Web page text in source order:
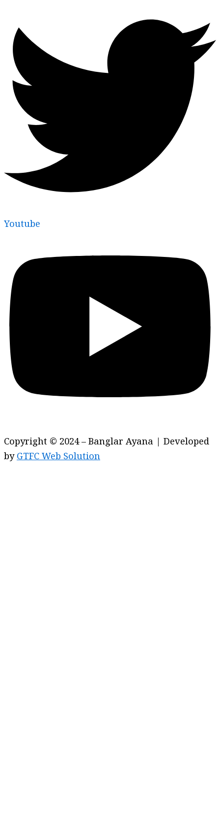
Youtube
Copyright © 2024 – Banglar Ayana | Developed
byGTFC Web Solution